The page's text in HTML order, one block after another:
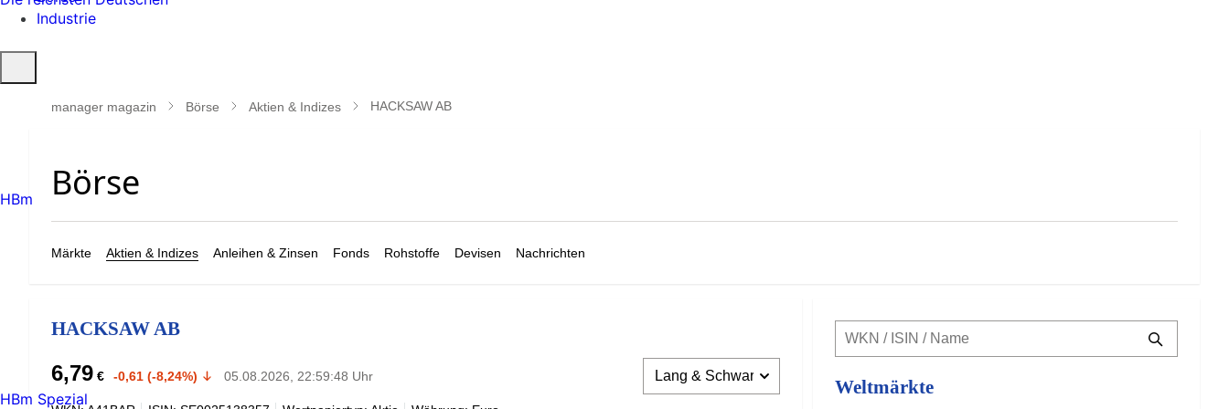
Industrie
öffnen
manager magazin Börse Aktien & Indizes HACKSAW AB
Märkte Aktien & Indizes Anleihen & Zinsen Fonds Rohstoffe Devisen Nachrichten
HACKSAW AB
6,79 € -0,61 (-8,24%) 05.08.2026, 22:59:48 Uhr
Weltmärkte
HBm
HBm Spezial